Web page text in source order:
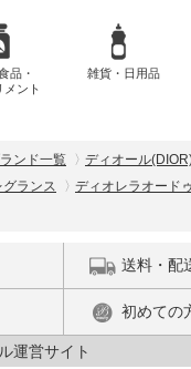
品・
メント
雑貨・日用品
ンド一覧 ディオール
ランス
ディオレラオード
送料・配
初めての
運営サイト